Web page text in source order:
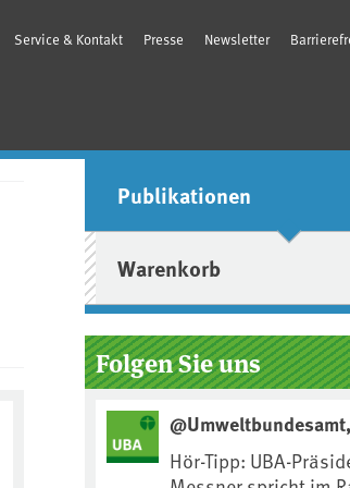
Service & Kontakt Presse Newsletter
Seitenleiste
Publikationen
Warenkorb
Folgen Sie uns
Hör-Tipp: UBA-